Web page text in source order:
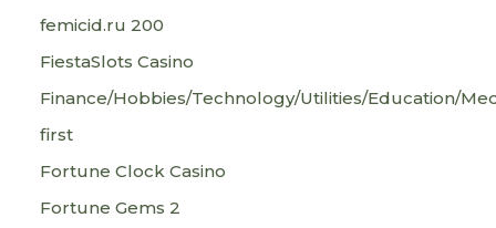
femicid.ru 200
FiestaSlots Casino
Finance/Hobbies/Technology/Utilities/Education/
first
Fortune Clock Casino
Fortune Gems 2